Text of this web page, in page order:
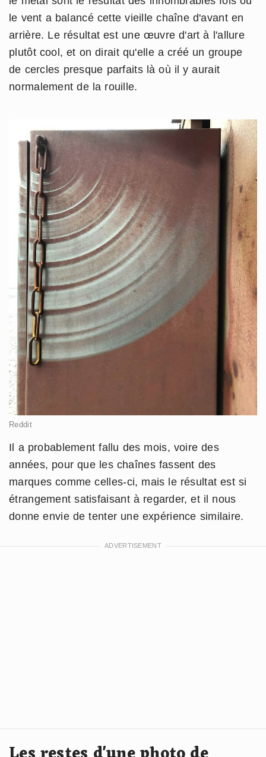
le vent a balancé cette vieille chaîne d'avant en
arrière. Le résultat est une œuvre d'art à l'allure
plutôt cool, et on dirait qu'elle a créé un groupe
de cercles presque parfaits là où il y aurait
normalement de la rouille.
Reddit
Il a probablement fallu des mois, voire des
années, pour que les chaînes fassent des
marques comme celles-ci, mais le résultat est si
étrangement satisfaisant à regarder, et il nous
donne envie de tenter une expérience similaire.